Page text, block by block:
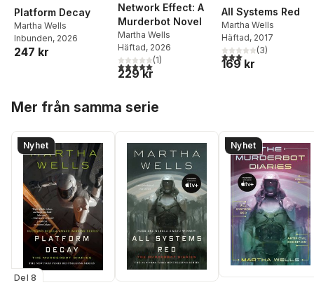
Platform Decay
Martha Wells
Inbunden, 2026
247 kr
Network Effect: A
Murderbot Novel
Martha Wells
Häftad, 2026
5,0utav 5 stjärnor. Totalt antal röster:
(1)
229 kr
All Systems Red
Martha Wells
Häftad, 2017
3,0utav 5 stjärnor.
(3)
169 kr
Mer från samma serie
Nyhet
Del 8
Nyhet